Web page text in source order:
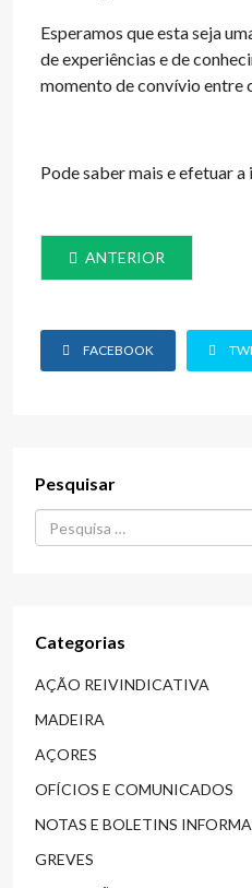
Esperamos que esta seja
de experiências e de
momento de convívio entre
Pode saber mais e efetuar a
ARTIGO ANTERIOR:
ANTERIOR
FACEBOOK
Pesquisar
Procurar...
Categorias
AÇÃO REIVINDICATIVA
MADEIRA
AÇORES
OFÍCIOS E COMUNICADOS
NOTAS E BOLETINS
GREVES